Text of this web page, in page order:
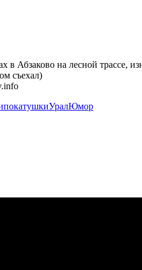
Абзаково на лесной трассе,
съехал)
покатушкиУралЮмор